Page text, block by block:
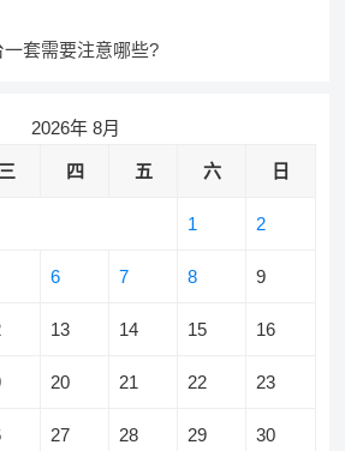
套需要注意哪些?
2026年 8月
三 四 五 六 日
1 2
6 7 8 9
13 14 15 16
20 21 22 23
27 28 29 30